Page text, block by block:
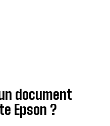
document
Epson ?